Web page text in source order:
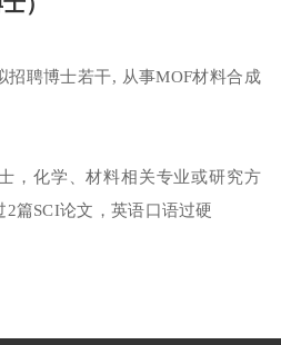
招聘博士若干, 从事MOF材料合成
，化学、材料相关专业或研究方
篇SCI论文，英语口语过硬